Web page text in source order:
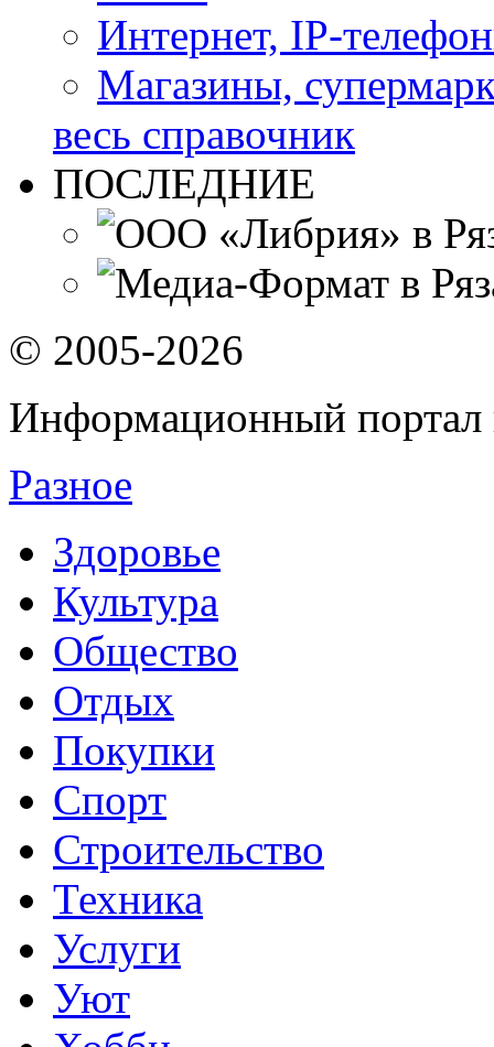
Интернет, IP-
Магазины,
весь справочник
ПОСЛЕДНИЕ
© 2005-2026
Информационный портал
Разное
Здоровье
Культура
Общество
Отдых
Покупки
Спорт
Строительство
Техника
Услуги
Уют